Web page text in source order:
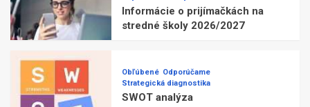
Informácie o prijímačkách na
stredné školy 2026/2027
Obľúbené Odporúčame
Strategická diagnostika
SWOT analýza